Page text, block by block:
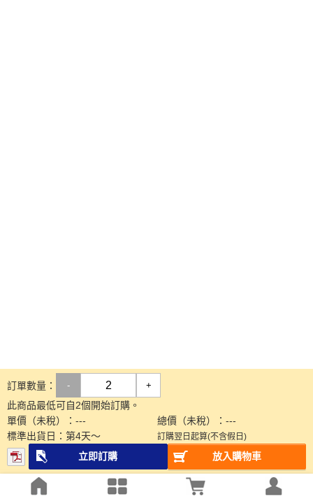
訂單數量： - +
此商品最低可自2個開始訂購。
單價（未稅）： --- 總價（未稅）： ---
標準出貨日： 第4天～ 訂購翌日起算(不含假日)
立即訂購 放入購物車